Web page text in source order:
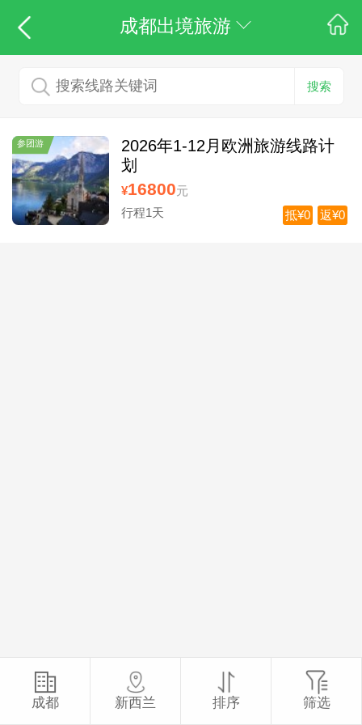
成都出境旅游
搜索
参团游
2026年1-12月欧洲旅游线路计
划
¥16800元
行程1天
返¥0
抵¥0
成都 新西兰 排序 筛选